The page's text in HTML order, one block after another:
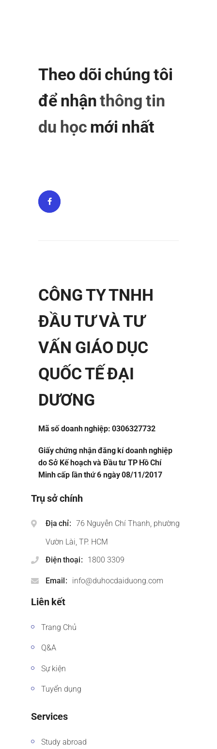
Theo dõi chúng tôi
để nhậnthông tin
du học mới nhất
CÔNG TY TNHH
ĐẦU TƯ VÀ TƯ
VẤN GIÁO DỤC
QUỐC TẾ ĐẠI
DƯƠNG
Mã số doanh nghiệp: 0306327732
Giấy chứng nhận đăng kí doanh nghiệp
do Sở Kế hoạch và Đầu tư TP Hồ Chí
Minh cấp lần thứ 6 ngày 08/11/2017
Trụ sở chính
Địa chỉ
76 Nguyễn Chí Thanh, phường
Vườn Lài, TP. HCM
Điện thoại
1800 3309
Email info@duhocdaiduong.com
Liên kết
Trang Chủ
Q&A
Sự kiện
Tuyển dụng
Services
Study abroad